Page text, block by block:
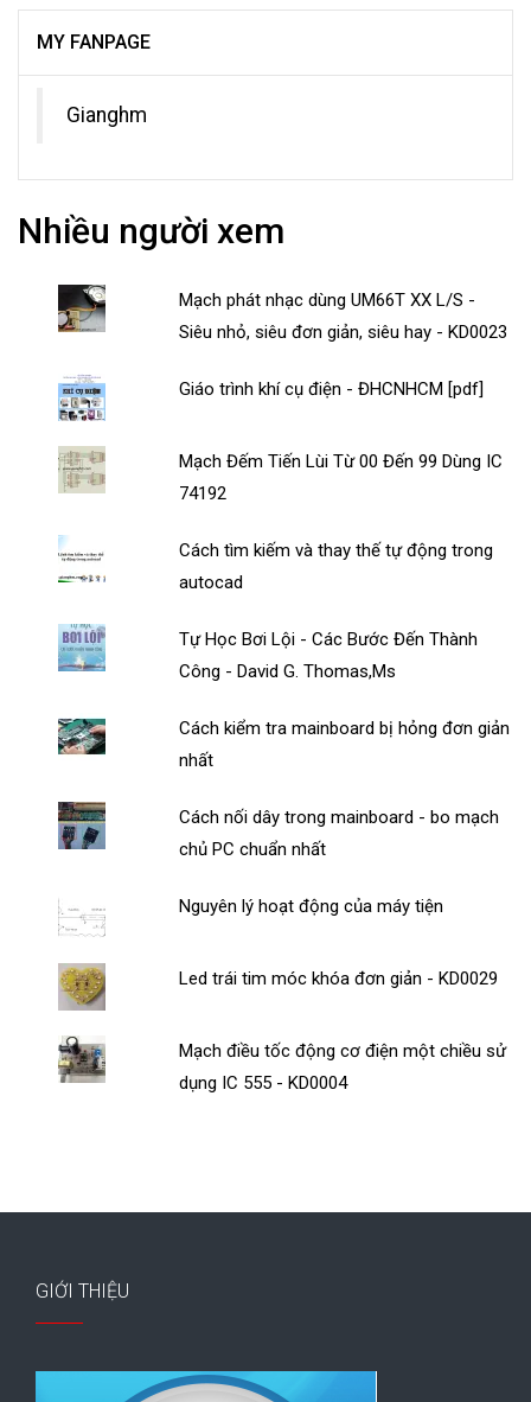
MY FANPAGE
Gianghm
Nhiều người xem
Mạch phát nhạc dùng UM66T XX L/S -
Siêu nhỏ, siêu đơn giản, siêu hay - KD0023
Giáo trình khí cụ điện - ĐHCNHCM [pdf]
Mạch Đếm Tiến Lùi Từ 00 Đến 99 Dùng IC
74192
Cách tìm kiếm và thay thế tự động trong
autocad
Tự Học Bơi Lội - Các Bước Đến Thành
Công - David G. Thomas,Ms
Cách kiểm tra mainboard bị hỏng đơn giản
nhất
Cách nối dây trong mainboard - bo mạch
chủ PC chuẩn nhất
Nguyên lý hoạt động của máy tiện
Led trái tim móc khóa đơn giản - KD0029
Mạch điều tốc động cơ điện một chiều sử
dụng IC 555 - KD0004
GIỚI THIỆU